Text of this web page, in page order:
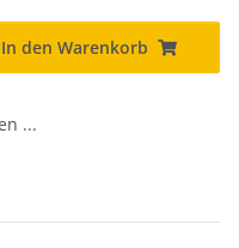
In den Warenkorb
...